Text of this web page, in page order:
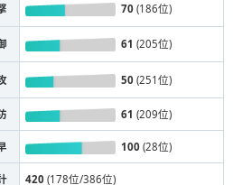
70 (186位)
61 (205位)
50 (251位)
61 (209位)
100 (28位)
420 (178位/386位)